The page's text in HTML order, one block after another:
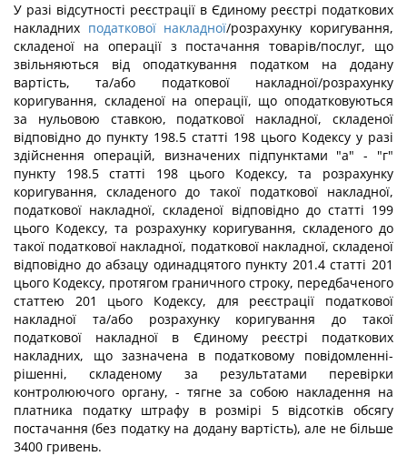
У разі відсутності реєстрації в Єдиному реєстрі податкових
накладних податкової накладної/розрахунку коригування,
складеної на операції з постачання товарів/послуг, що
звільняються від оподаткування податком на додану
вартість, та/або податкової накладної/розрахунку
коригування, складеної на операції, що оподатковуються
за нульовою ставкою, податкової накладної, складеної
відповідно до пункту 198.5 статті 198 цього Кодексу у разі
здійснення операцій, визначених підпунктами "а" - "г"
пункту 198.5 статті 198 цього Кодексу, та розрахунку
коригування, складеного до такої податкової накладної,
податкової накладної, складеної відповідно до статті 199
цього Кодексу, та розрахунку коригування, складеного до
такої податкової накладної, податкової накладної, складеної
відповідно до абзацу одинадцятого пункту 201.4 статті 201
цього Кодексу, протягом граничного строку, передбаченого
статтею 201 цього Кодексу, для реєстрації податкової
накладної та/або розрахунку коригування до такої
податкової накладної в Єдиному реєстрі податкових
накладних, що зазначена в податковому повідомленні-
рішенні, складеному за результатами перевірки
контролюючого органу, - тягне за собою накладення на
платника податку штрафу в розмірі 5 відсотків обсягу
постачання (без податку на додану вартість), але не більше
3400 гривень.